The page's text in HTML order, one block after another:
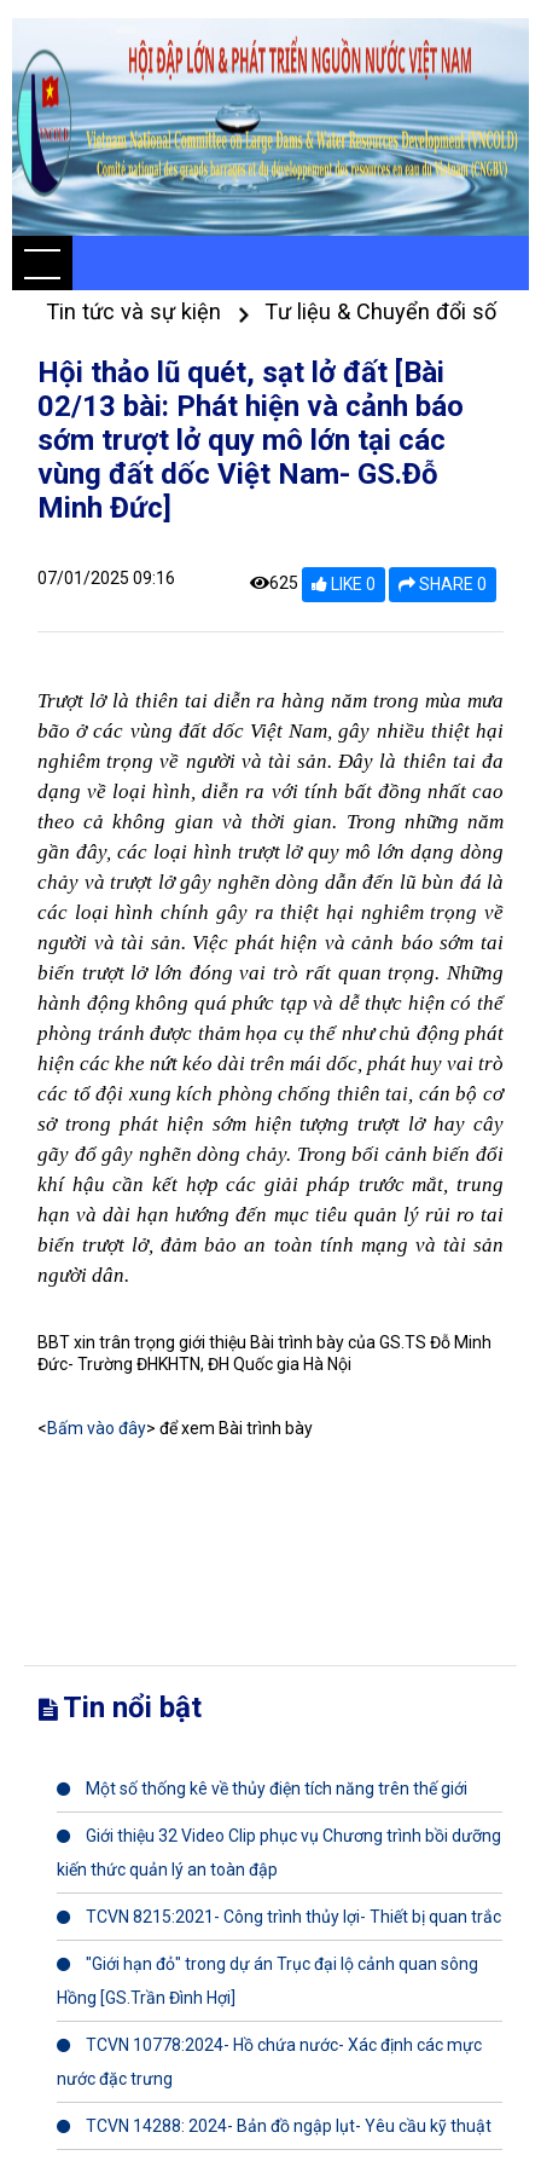
Tin tức và sự kiện Tư liệu & Chuyển đổi số
Hội thảo lũ quét, sạt lở đất [Bài
02/13 bài: Phát hiện và cảnh báo
sớm trượt lở quy mô lớn tại các
vùng đất dốc Việt Nam- GS.Đỗ
Minh Đức]
07/01/2025 09:16 625 LIKE 0 SHARE 0
Trượt lở là thiên tai diễn ra hàng năm trong mùa mưa
bão ở các vùng đất dốc Việt Nam, gây nhiều thiệt hại
nghiêm trọng về người và tài sản. Đây là thiên tai đa
dạng về loại hình, diễn ra với tính bất đồng nhất cao
theo cả không gian và thời gian. Trong những năm
gần đây, các loại hình trượt lở quy mô lớn dạng dòng
chảy và trượt lở gây nghẽn dòng dẫn đến lũ bùn đá là
các loại hình chính gây ra thiệt hại nghiêm trọng về
người và tài sản. Việc phát hiện và cảnh báo sớm tai
biến trượt lở lớn đóng vai trò rất quan trọng. Những
hành động không quá phức tạp và dễ thực hiện có thể
phòng tránh được thảm họa cụ thể như chủ động phát
hiện các khe nứt kéo dài trên mái dốc, phát huy vai trò
các tổ đội xung kích phòng chống thiên tai, cán bộ cơ
sở trong phát hiện sớm hiện tượng trượt lở hay cây
gãy đổ gây nghẽn dòng chảy. Trong bối cảnh biến đổi
khí hậu cần kết hợp các giải pháp trước mắt, trung
hạn và dài hạn hướng đến mục tiêu quản lý rủi ro tai
biến trượt lở, đảm bảo an toàn tính mạng và tài sản
người dân.
BBT xin trân trọng giới thiệu Bài trình bày của GS.TS Đỗ Minh
Đức- Trường ĐHKHTN, ĐH Quốc gia Hà Nội
<Bấm vào đây> để xem Bài trình bày
Tin nổi bật
Một số thống kê về thủy điện tích năng trên thế giới
Giới thiệu 32 Video Clip phục vụ Chương trình bồi dưỡng
kiến thức quản lý an toàn đập
TCVN 8215:2021- Công trình thủy lợi- Thiết bị quan trắc
"Giới hạn đỏ" trong dự án Trục đại lộ cảnh quan sông
Hồng [GS.Trần Đình Hợi]
TCVN 10778:2024- Hồ chứa nước- Xác định các mực
nước đặc trưng
TCVN 14288: 2024- Bản đồ ngập lụt- Yêu cầu kỹ thuật